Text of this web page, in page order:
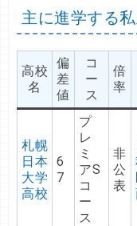
主に進学する
高校
名
偏
差
値
コ
ー
ス
倍
率
札幌
日本
大学
高校
6
7
プ
レ
ミ
アS
コ
ー
ス
非
公
表